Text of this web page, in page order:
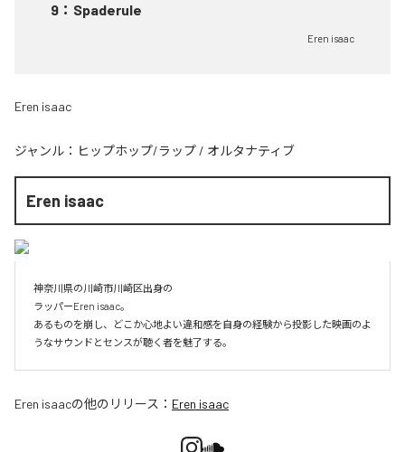
9 ： Spaderule
Eren isaac
Eren isaac
ジャンル： ヒップホップ/ラップ / オルタナティブ
Eren isaac
神奈川県の川崎市川崎区出身の
ラッパーEren isaac。
あるものを崩し、どこか心地よい違和感を自身の経験から投影した映画のよ
うなサウンドとセンスが聴く者を魅了する。
Eren isaacの他のリリース： Eren isaac